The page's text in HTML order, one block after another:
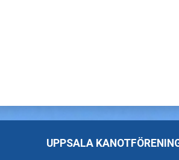
UPPSALA